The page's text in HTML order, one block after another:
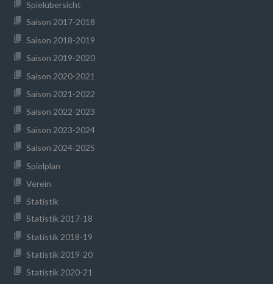
Spielübersicht
Saison 2017-2018
Saison 2018-2019
Saison 2019-2020
Saison 2020-2021
Saison 2021-2022
Saison 2022-2023
Saison 2023-2024
Saison 2024-2025
Spielplan
Verein
Statistik
Statistik 2017-18
Statistik 2018-19
Statistik 2019-20
Statistik 2020-21